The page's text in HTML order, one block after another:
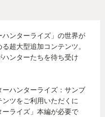
ハンターライズ」の世界が
超大型追加コンテンツ。
ンターたちを待ち受け
ハンターライズ：サンブ
ツをご利用いただくに
ライズ」本編が必要で